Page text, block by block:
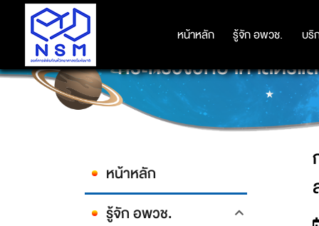
หน้าหลัก รู้จัก อพวช. บริ
หน้าหลัก รู้จัก อพวช. บริ
กระทรวงวิทยาศาสตร์แ
หน้าหลัก
รู้จัก อพวช.